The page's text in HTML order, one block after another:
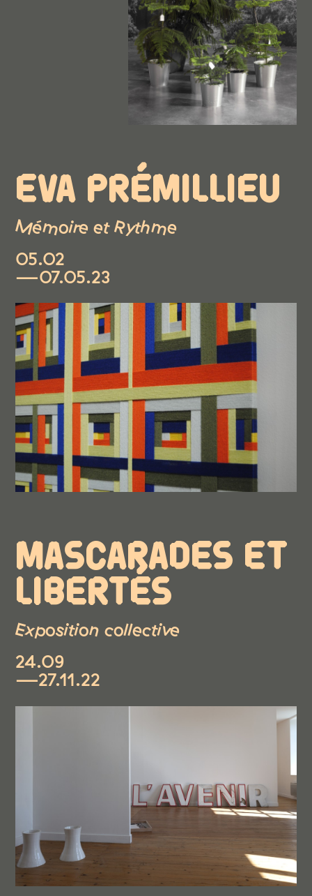
EVA PRÉMILLIEU
Mémoire et Rythme
05.02
—07.05.23
MASCARADES ET
LIBERTÉS
Exposition collective
24.09
—27.11.22